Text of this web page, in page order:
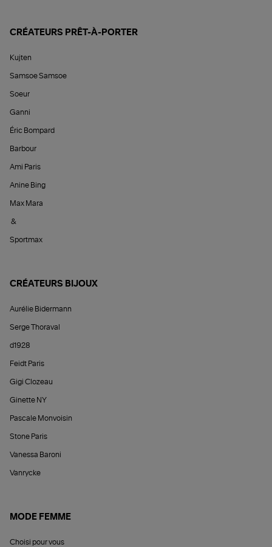
CRÉATEURS PRÊT-À-PORTER
Kujten
Samsoe Samsoe
Soeur
Ganni
Éric Bompard
Barbour
Ami Paris
Anine Bing
Max Mara
&
Sportmax
CRÉATEURS BIJOUX
Aurélie Bidermann
Serge Thoraval
d1928
Feidt Paris
Gigi Clozeau
Ginette NY
Pascale Monvoisin
Stone Paris
Vanessa Baroni
Vanrycke
MODE FEMME
Choisi pour vous